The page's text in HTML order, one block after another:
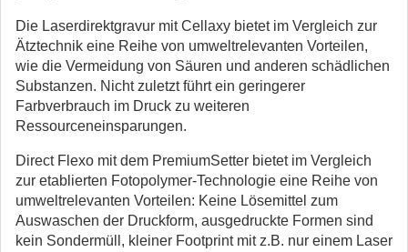
Die Laserdirektgravur mit Cellaxy bietet im Vergleich zur
Ätztechnik eine Reihe von umweltrelevanten Vorteilen,
wie die Vermeidung von Säuren und anderen schädlichen
Substanzen. Nicht zuletzt führt ein geringerer
Farbverbrauch im Druck zu weiteren
Ressourceneinsparungen.
Direct Flexo mit dem PremiumSetter bietet im Vergleich
zur etablierten Fotopolymer-Technologie eine Reihe von
umweltrelevanten Vorteilen: Keine Lösemittel zum
Auswaschen der Druckform, ausgedruckte Formen sind
kein Sondermüll, kleiner Footprint mit z.B. nur einem Laser